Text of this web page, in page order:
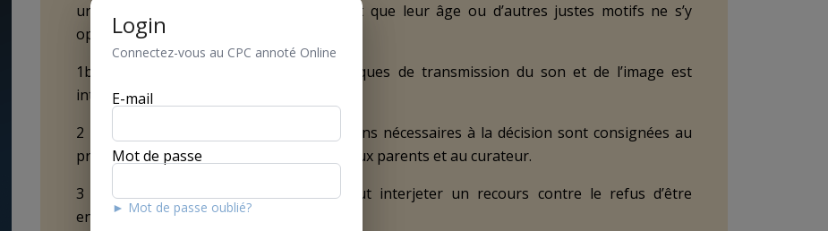
un tiers nommé à cet effet, pour autant que leur âge ou d’autres justes motifs ne s’y
opposent pas.
1bis Le recours à des moyens électroniques de transmission du son et de l’image est
interdit.
2 Lors de l’audition, seules les informations nécessaires à la décision sont consignées au
procès-verbal. Elles sont communiquées aux parents et au curateur.
3 L’enfant capable de discernement peut interjeter un recours contre le refus d’être
entendu.
Login
Connectez-vous au CPC annoté Online
E-mail
Mot de passe
► Mot de passe oublié?